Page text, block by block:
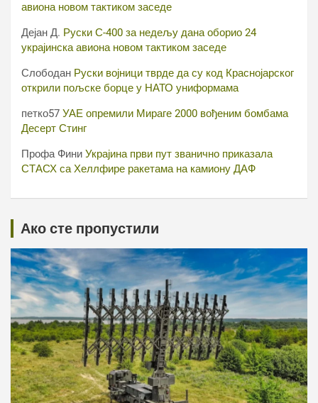
авиона новом тактиком заседе
Дејан Д. Руски С-400 за недељу дана оборио 24
украјинска авиона новом тактиком заседе
Слободан Руски војници тврде да су код Краснојарског
открили пољске борце у НАТО униформама
петко57 УАЕ опремили Мираге 2000 вођеним бомбама
Десерт Стинг
Профа Фини Украјина први пут званично приказала
СТАСХ са Хеллфире ракетама на камиону ДАФ
Ако сте пропустили